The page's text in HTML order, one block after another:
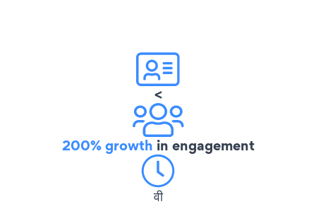
<
200% growth in engagement
वी